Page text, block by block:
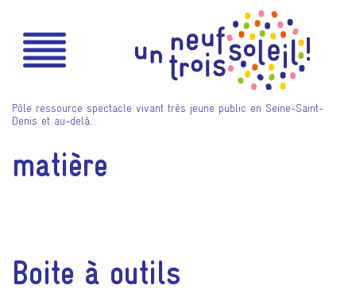
Pôle ressource spectacle vivant très jeune public en Seine-Saint-
Denis et au-delà…
matière
Boite à outils